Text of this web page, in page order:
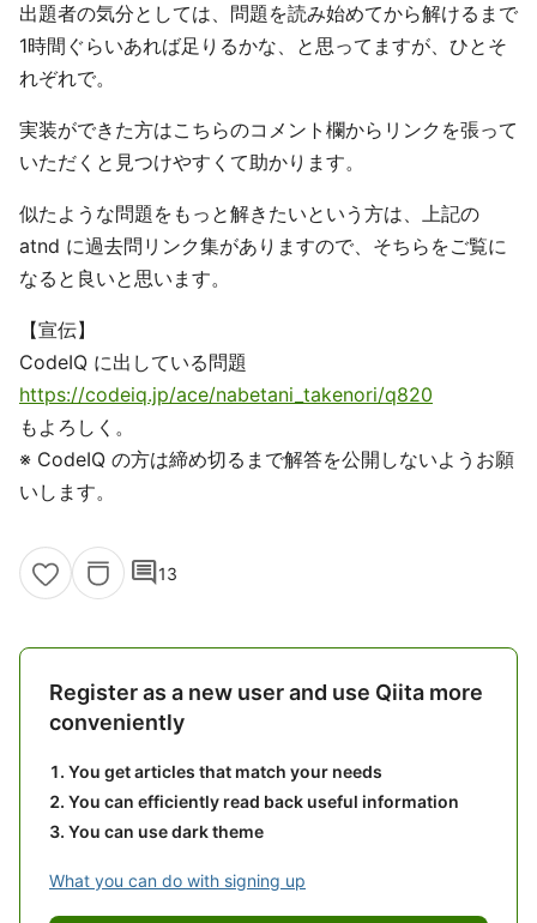
出題者の気分としては、問題を読み始めてから解けるまで
1時間ぐらいあれば足りるかな、と思ってますが、ひとそ
れぞれで。
実装ができた方はこちらのコメント欄からリンクを張って
いただくと見つけやすくて助かります。
似たような問題をもっと解きたいという方は、上記の
atnd に過去問リンク集がありますので、そちらをご覧に
なると良いと思います。
【宣伝】
CodeIQ に出している問題
https://codeiq.jp/ace/nabetani_takenori/q820
もよろしく。
※ CodeIQ の方は締め切るまで解答を公開しないようお願
いします。
comment13
Register as a new user and use Qiita more
conveniently
You get articles that match your needs
You can efficiently read back useful information
You can use dark theme
What you can do with signing up